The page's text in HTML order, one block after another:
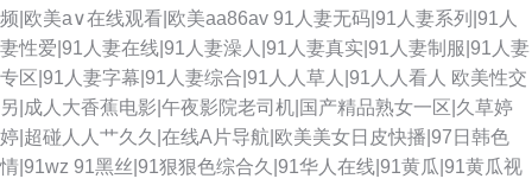
频|欧美a∨在线观看|欧美aa86av 91人妻无码|91人妻系列|91人
妻性爱|91人妻在线|91人妻澡人|91人妻真实|91人妻制服|91人妻
专区|91人妻字幕|91人妻综合|91人人草人|91人人看人 欧美性交
另|成人大香蕉电影|午夜影院老司机|国产精品熟女一区|久草婷
婷|超碰人人艹久久|在线A片导航|欧美美女日皮快播|97日韩色
情|91wz 91黑丝|91狠狠色综合久|91华人在线|91黄瓜|91黄瓜视